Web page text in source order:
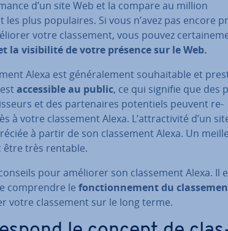
d’un site Web et la compare au million
les plus po­pu­laires. Si vous n’avez pas encore
votre clas­se­ment, vous pouvez
la vi­si­bi­lité de votre présence sur le Web.
Alexa est gé­né­ra­le­ment sou­hai­table et
ac­ces­sible au public, ce qui signifie que des
et des par­te­naires po­ten­tiels peuvent re­
à votre clas­se­ment Alexa. L’at­trac­ti­vité d’un
à partir de son clas­se­ment Alexa. Un
être très rentable.
pour améliorer son clas­se­ment Alexa. Il
com­prendre le fonc­tion­ne­ment du
votre clas­se­ment sur le long terme.